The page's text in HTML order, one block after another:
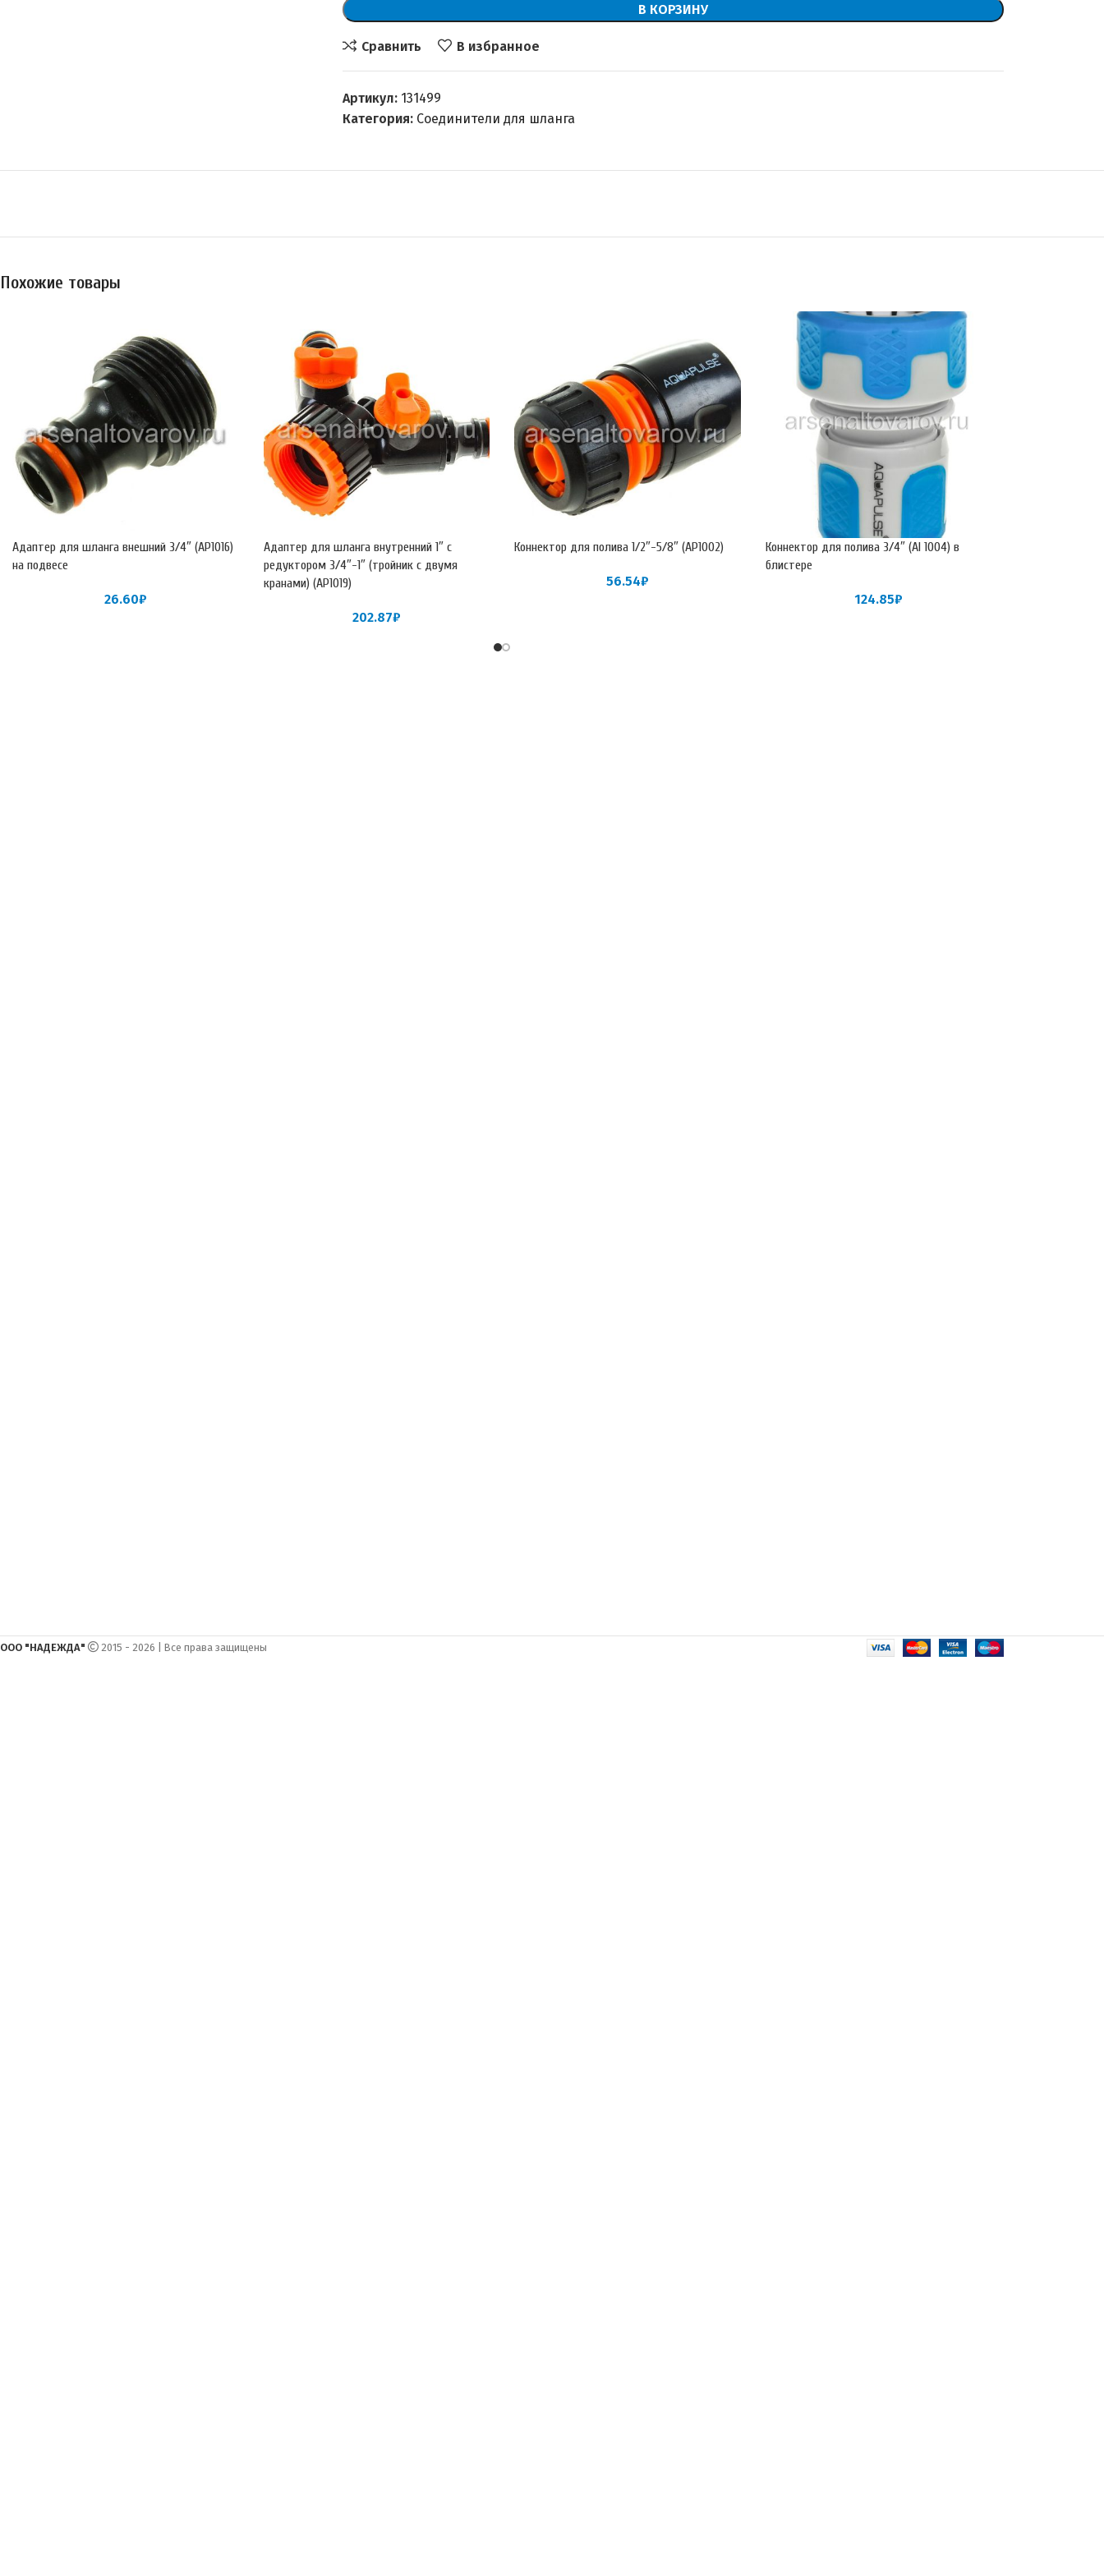
В КОРЗИНУ
Сравнить В избранное
Артикул: 131499
Категория: Соединители для шланга
Похожие товары
Адаптер для шланга внешний 3/4″ (АР1016)
на подвесе
26.60₽
Адаптер для шланга внутренний 1″ с
редуктором 3/4″-1″ (тройник с двумя
кранами) (АР1019)
202.87₽
Коннектор для полива 1/2″-5/8″ (АР1002)
56.54₽
Коннектор для полива 3/4″ (AI 1004) в
блистере
124.85₽
ООО "НАДЕЖДА" 2015 - 2026 | Все права защищены